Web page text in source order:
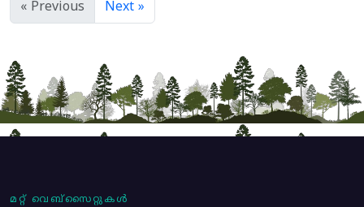
« Previous Next »
മറ്റ് വെബ്സൈറ്റുകൾ